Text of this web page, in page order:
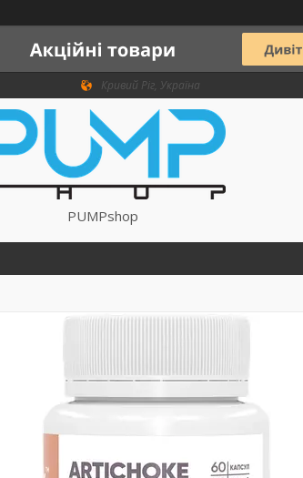
Кривий Ріг, Україна
PUMPshop